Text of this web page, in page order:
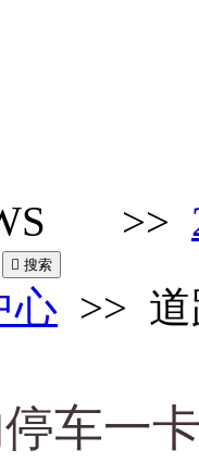
>>
 搜索
心 >>
车一